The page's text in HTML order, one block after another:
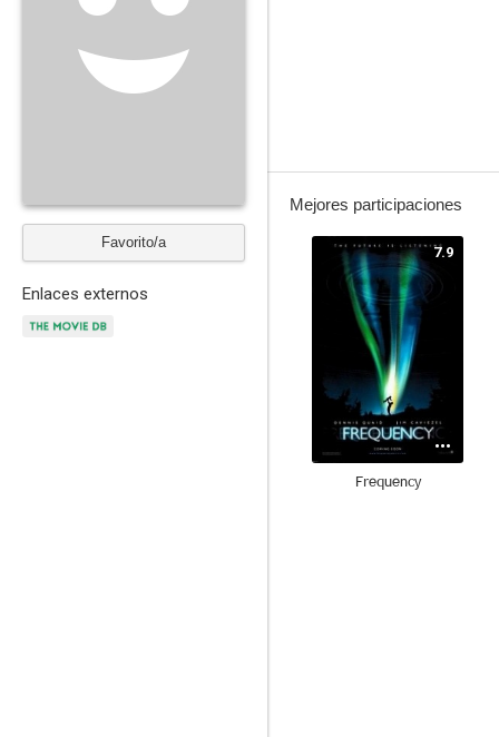
Favorito/a
Enlaces externos
Mejores participaciones
7.9
Frequency